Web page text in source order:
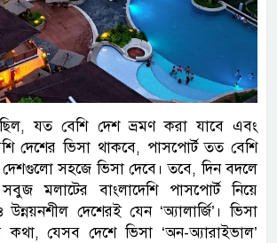
যত বেশি দেশ ভ্রমণ করা যাবে এবং
দেশের ভিসা থাকবে, পাসপোর্ট তত বেশি
দেশগুলো সহজে ভিসা দেবে। তবে, দিন বদলে
মলাটের বাংলাদেশি পাসপোর্ট নিয়ে
দেশেরই যেন ‘অ্যালার্জি’। ভিসা
যেসব দেশে ভিসা ‘অন-অ্যারাইভাল’